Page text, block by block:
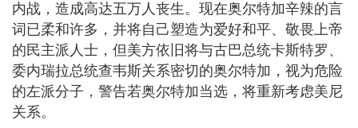
内战，造成高达五万人丧生。现在奥尔特加辛辣的言
词已柔和许多，并将自己塑造为爱好和平、敬畏上帝
的民主派人士，但美方依旧将与古巴总统卡斯特罗、
委内瑞拉总统查韦斯关系密切的奥尔特加，视为危险
的左派分子，警告若奥尔特加当选，将重新考虑美尼
关系。